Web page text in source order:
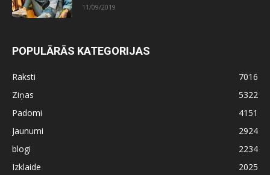
11/09/2019
POPULĀRĀS KATEGORIJAS
Raksti
7016
Ziņas
5322
Padomi
4151
Jaunumi
2924
blogi
2234
Izklaide
2025